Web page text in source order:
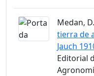
Medan,
tierra de
Jauch
Editorial